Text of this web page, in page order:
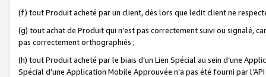
(f) tout Produit acheté par un client, dès lors que ledit client ne
(g) tout achat de Produit qui n’est pas correctement suivi ou signalé,
pas correctement orthographiés ;
(h) tout Produit acheté par le biais d’un Lien Spécial au sein d’une
Spécial d'une Application Mobile Approuvée n’a pas été fourni par